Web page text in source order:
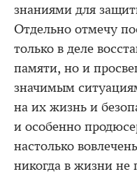
знаниями для
Отдельно отмечу
только в деле
памяти, но и
значимым
на их жизнь и
и особенно
настолько
никогда в жизни не